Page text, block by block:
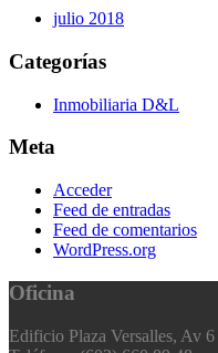
julio 2018
Categorías
Inmobiliaria D&L
Meta
Acceder
Feed de entradas
Feed de comentarios
WordPress.org
Oficina
Edificio Plaza Versalles, Av